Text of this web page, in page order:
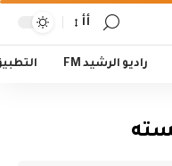
أأ
راديو الرشيد FM